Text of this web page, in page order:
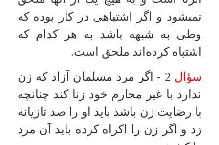
كند چه بايد كرد آيا عروس براى
شوهرش حرام مىشود يا نه؟
جواب: در فرض مسأله اگر بعد از عقد
و دخول پسر پدر با عروس زنا كند زن
پسر بر پسر حرام نمىشود و زانى بايد
توبه كند و حد اين كار شنيع قتل است.
سؤال
4 - كسى كه زن شوهر دار را از
خانه‌اش با زور بيرون كند و چندين
مرتبه با او زنا كند حكم آن مرد و زن در
دادگاه اسلامى چيست؟
جواب:
حد شرعى اكراه زن بر زنا قتل